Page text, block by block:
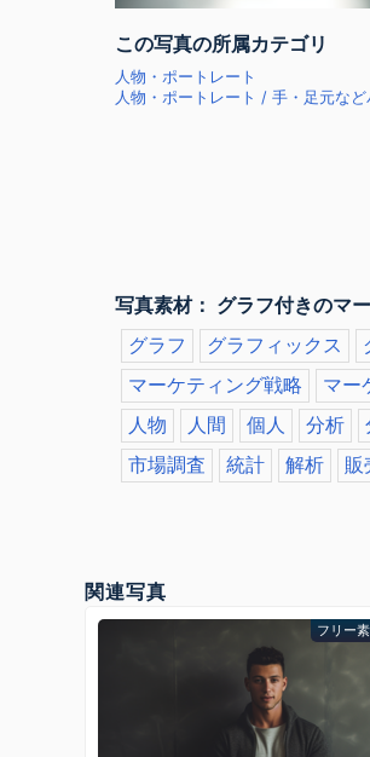
この写真の所属カテゴリ
人物・ポートレート
人物・ポートレート / 手・足元など
写真素材： グラフ付きのマ
グラフ
グラフィックス
マーケティング戦略
マー
人物
人間 個人 分析
市場調査
統計 解析 販
関連写真
フリー